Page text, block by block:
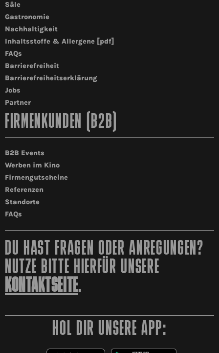
Säle
Gastronomie
Nachhaltigkeit
Inhaltsstoffe & Allergene [pdf]
FAQs
Barrierefreiheit
Barrierefreiheitserklärung
Jobs
Partner
FIRMENKUNDEN (B2B)
B2B Events
Werben im Kino
Firmengutscheine
Referenzen
Standorte
FAQs
DU HAST FRAGEN ODER ANREGUNGEN?
NUTZE BITTE HIERFÜR UNSERE
KONTAKTSEITE.
HOL DIR UNSERE APP: